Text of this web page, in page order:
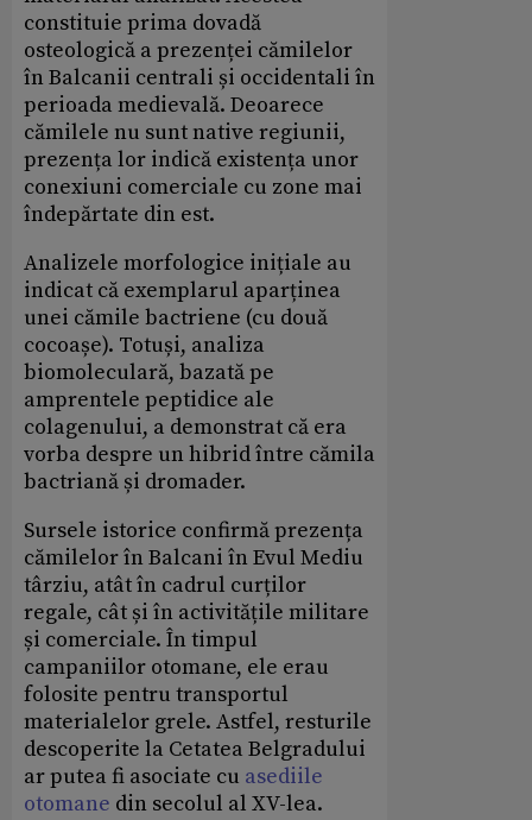
constituie prima dovadă
osteologică a prezenței cămilelor
în Balcanii centrali și occidentali în
perioada medievală. Deoarece
cămilele nu sunt native regiunii,
prezența lor indică existența unor
conexiuni comerciale cu zone mai
îndepărtate din est.
Analizele morfologice inițiale au
indicat că exemplarul aparținea
unei cămile bactriene (cu două
cocoașe). Totuși, analiza
biomoleculară, bazată pe
amprentele peptidice ale
colagenului, a demonstrat că era
vorba despre un hibrid între cămila
bactriană și dromader.
Sursele istorice confirmă prezența
cămilelor în Balcani în Evul Mediu
târziu, atât în cadrul curților
regale, cât și în activitățile militare
și comerciale. În timpul
campaniilor otomane, ele erau
folosite pentru transportul
materialelor grele. Astfel, resturile
descoperite la Cetatea Belgradului
ar putea fi asociate cu asediile
otomane din secolul al XV-lea.